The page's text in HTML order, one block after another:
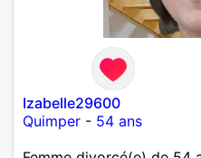
Izabelle29600
Quimper - 54 ans